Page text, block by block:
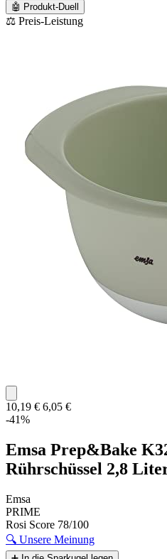
🤖 Produkt-Duell
⚖️ Preis-Leistung
10,19 € 6,05 €
-41%
Emsa Prep&Bake
Rührschüssel 2,8
Emsa
PRIME
Rosi Score 78/100
🔍 Unsere Meinung